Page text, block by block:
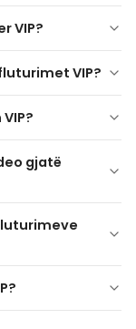
Ain Dubai
VIP?
standarde
VIP?
dhe
VIP?
in për
gjatë